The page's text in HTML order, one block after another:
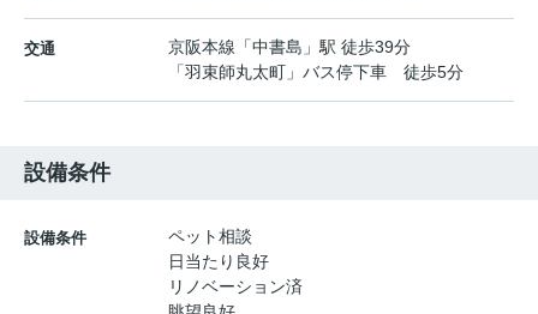
交通 京阪本線 「中書島 」駅 徒歩39分
「羽束師丸太町」バス停下車 徒歩5分
設備条件
設備条件
ペット相談
日当たり良好
リノベーション済